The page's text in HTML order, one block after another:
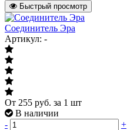
Быстрый просмотр
Соединитель Эра
Артикул: -
От 255 руб. за 1 шт
В наличии
-
+